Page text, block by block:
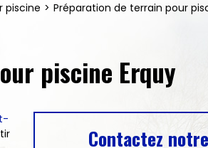
piscine
Préparation de terrain pour
piscine Erquy
Contactez